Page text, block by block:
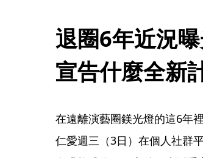
退圈6年近況
宣告什麼全新
在遠離演藝圈鎂光燈的這6年
仁愛週三（3日）在個人社群